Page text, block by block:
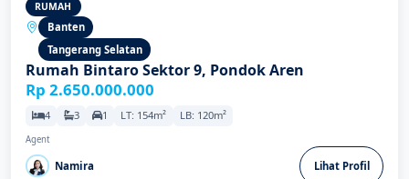
RUMAH
Banten
Tangerang Selatan
Rumah Bintaro Sektor 9, Pondok Aren
Rp 2.650.000.000
4 3 1 LT: 154m² LB: 120m²
Agent
Namira Lihat Profil